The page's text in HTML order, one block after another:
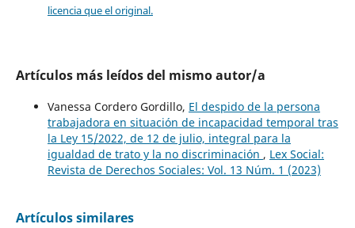
licencia que el original.
Artículos más leídos del mismo autor/a
Vanessa Cordero Gordillo, El despido de la persona
trabajadora en situación de incapacidad temporal tras
la Ley 15/2022, de 12 de julio, integral para la
igualdad de trato y la no discriminación , Lex Social:
Revista de Derechos Sociales: Vol. 13 Núm. 1 (2023)
Artículos similares